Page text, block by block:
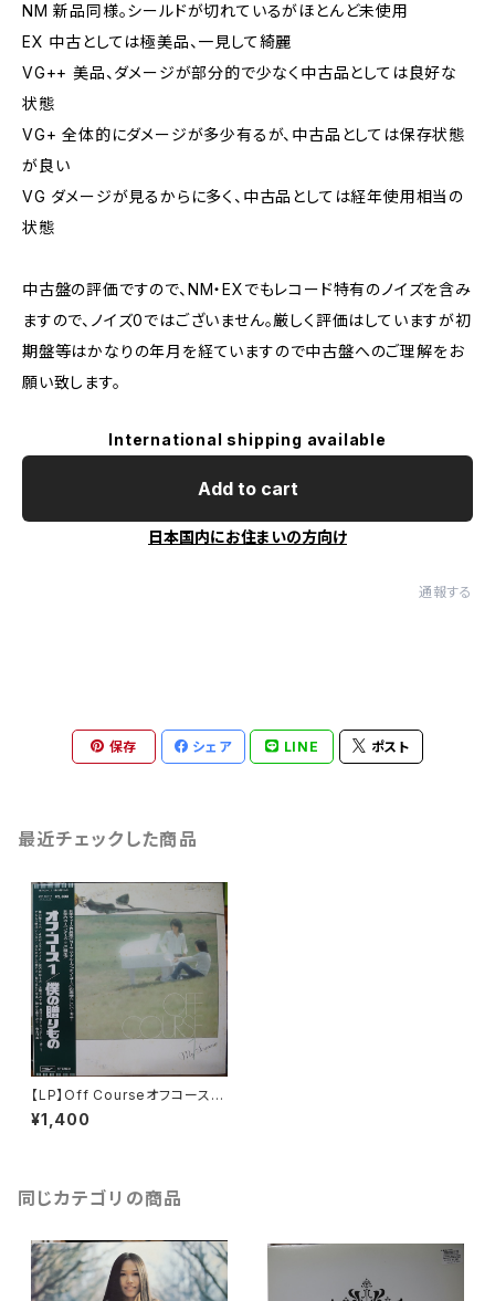
NM 新品同様。シールドが切れているがほとんど未使用
EX 中古としては極美品、一見して綺麗
VG++ 美品、ダメージが部分的で少なく中古品としては良好な
状態
VG+ 全体的にダメージが多少有るが、中古品としては保存状態
が良い
VG ダメージが見るからに多く、中古品としては経年使用相当の
状態
中古盤の評価ですので、NM・EXでもレコード特有のノイズを含み
ますので、ノイズ0ではございません。厳しく評価はしていますが初
期盤等はかなりの年月を経ていますので中古盤へのご理解をお
願い致します。
International shipping available
Add to cart
日本国内にお住まいの方向け
通報する
保存 シェア LINE ポスト
最近チェックした商品
【LP】Off Courseオフコース /
My Souvenir 僕の贈りもの
¥1,400
同じカテゴリの商品